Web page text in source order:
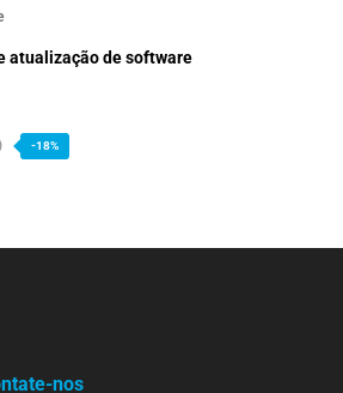
atualização de software
-18%
nos